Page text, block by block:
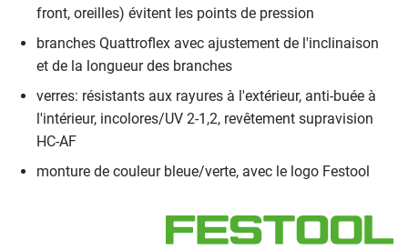
front, oreilles) évitent les points de pression
branches Quattroflex avec ajustement de l'inclinaison
et de la longueur des branches
verres: résistants aux rayures à l'extérieur, anti-buée à
l'intérieur, incolores/UV 2-1,2, revêtement supravision
HC-AF
monture de couleur bleue/verte, avec le logo Festool